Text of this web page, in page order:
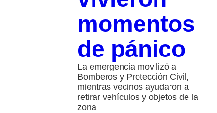
momentos
de pánico
La emergencia movilizó a
Bomberos y Protección Civil,
mientras vecinos ayudaron a
retirar vehículos y objetos de la
zona